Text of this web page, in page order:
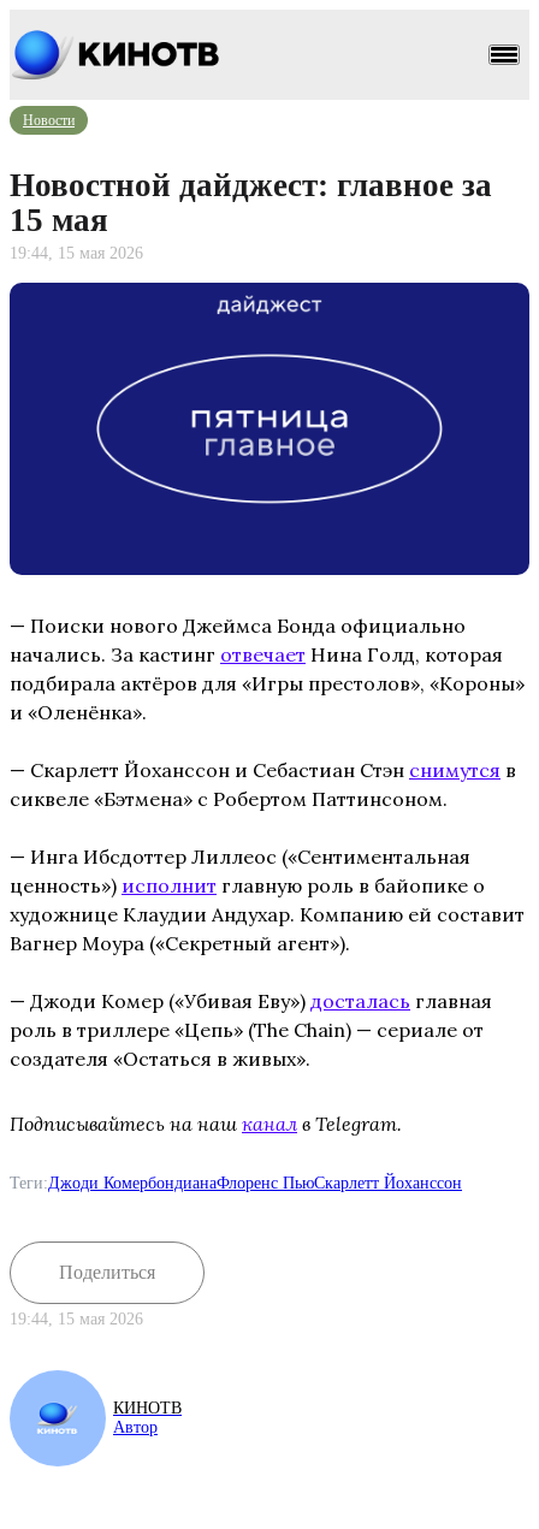
Новости
Новостной дайджест: главное за
15 мая
19:44, 15 мая 2026
— Поиски нового Джеймса Бонда официально
начались. За кастинг отвечает Нина Голд, которая
подбирала актёров для «Игры престолов», «Короны»
и «Оленёнка».
— Скарлетт Йоханссон и Себастиан Стэн снимутся в
сиквеле «Бэтмена» с Робертом Паттинсоном.
— Инга Ибсдоттер Лиллеос («Сентиментальная
ценность») исполнит главную роль в байопике о
художнице Клаудии Андухар. Компанию ей составит
Вагнер Моура («Секретный агент»).
— Джоди Комер («Убивая Еву») досталась главная
роль в триллере «Цепь» (The Chain) — сериале от
создателя «Остаться в живых».
Подписывайтесь на наш канал в Telegram.
Теги:Джоди КомербондианаФлоренс ПьюСкарлетт Йоханссон
Поделиться
19:44, 15 мая 2026
КИНОТВ
Автор